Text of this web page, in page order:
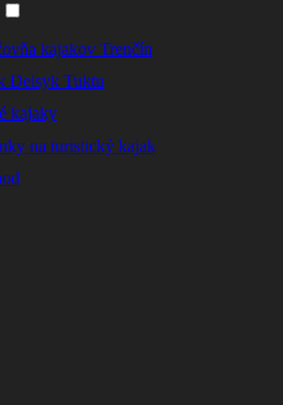
kajakov Trenčín
Delsyk Tuktu
kajaky
na turistický kajak